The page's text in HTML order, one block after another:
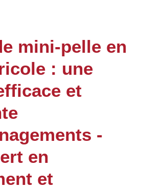
mini-pelle en
: une
et
-
en
et